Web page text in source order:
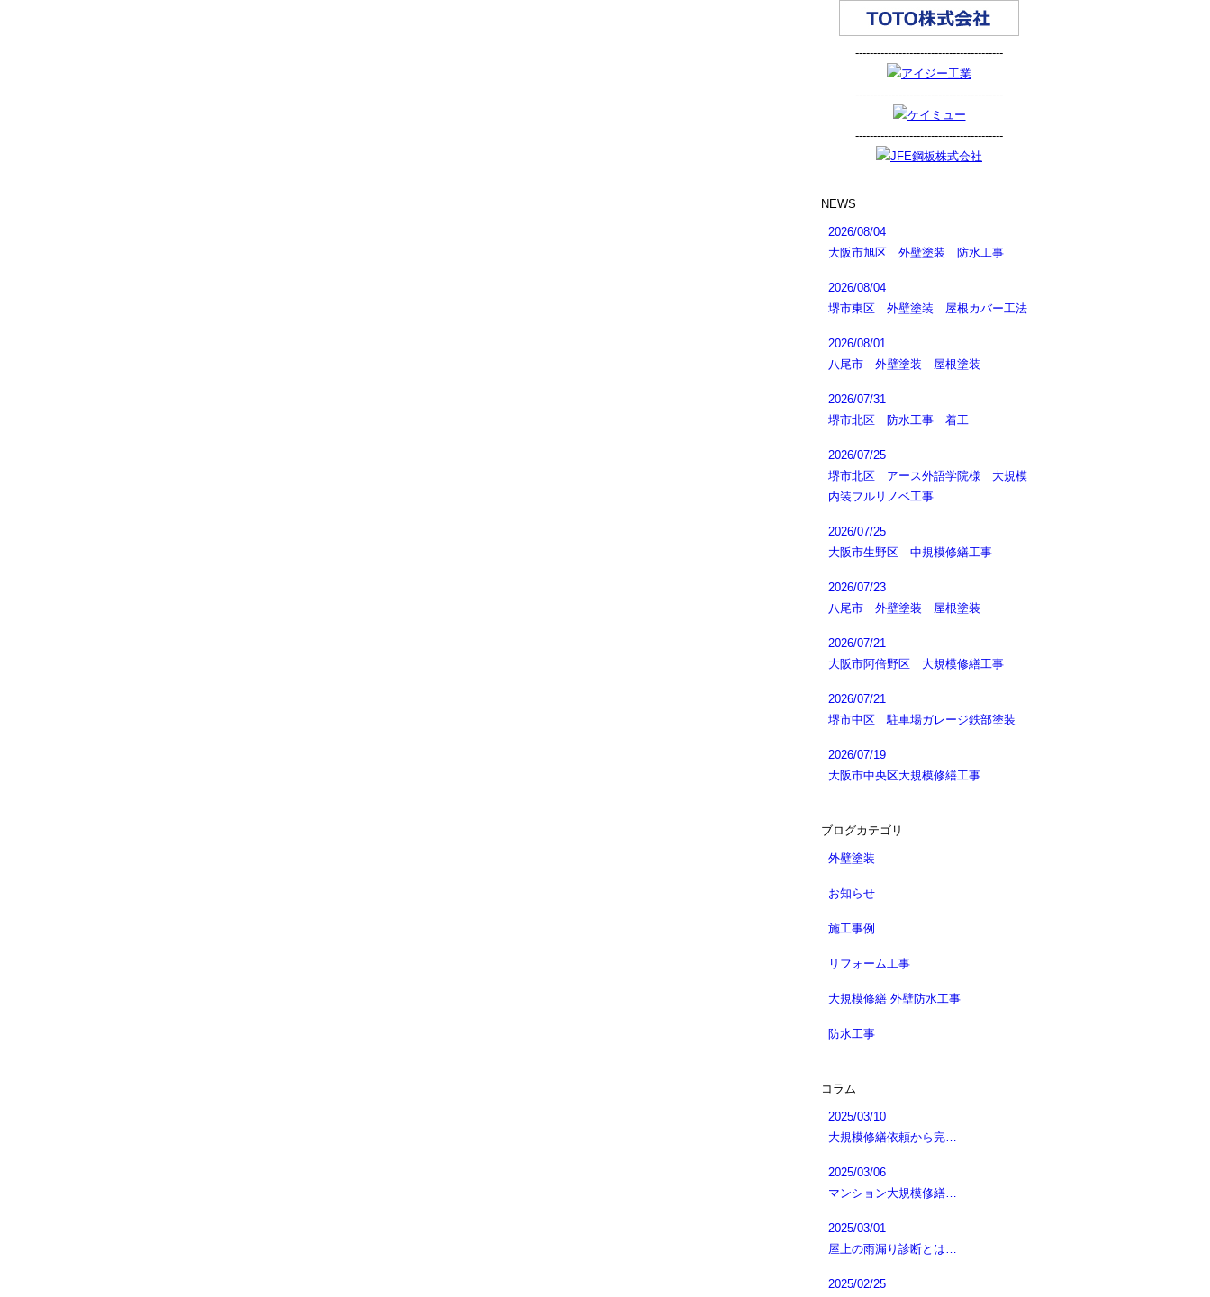
-----------------------------------------
-----------------------------------------
-----------------------------------------
NEWS
2026/08/04
大阪市旭区 外壁塗装 防水工事
2026/08/04
堺市東区 外壁塗装 屋根カバー工法
2026/08/01
八尾市 外壁塗装 屋根塗装
2026/07/31
堺市北区 防水工事 着工
2026/07/25
堺市北区 アース外語学院様 大規模
内装フルリノベ工事
2026/07/25
大阪市生野区 中規模修繕工事
2026/07/23
八尾市 外壁塗装 屋根塗装
2026/07/21
大阪市阿倍野区 大規模修繕工事
2026/07/21
堺市中区 駐車場ガレージ鉄部塗装
2026/07/19
大阪市中央区大規模修繕工事
ブログカテゴリ
外壁塗装
お知らせ
施工事例
リフォーム工事
大規模修繕 外壁防水工事
防水工事
コラム
2025/03/10
大規模修繕依頼から完…
2025/03/06
マンション大規模修繕…
2025/03/01
屋上の雨漏り診断とは…
2025/02/25